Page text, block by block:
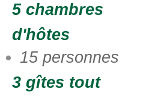
5 chambres
d'hôtes
15 personnes
3 gîtes tout